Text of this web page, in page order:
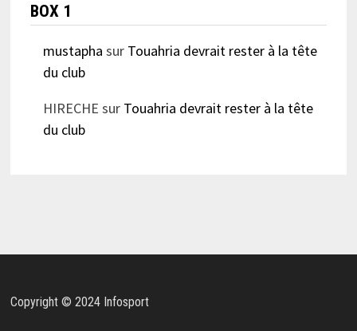
BOX 1
mustapha sur Touahria devrait rester à la tête
du club
HIRECHE sur Touahria devrait rester à la tête
du club
Copyright © 2024 Infosport